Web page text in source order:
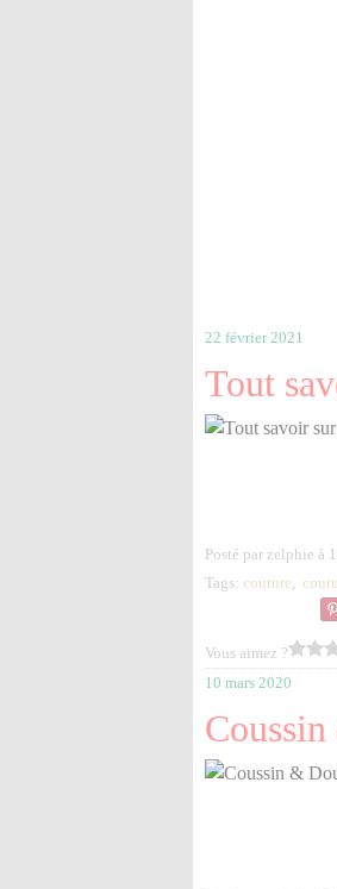
22 février 2021
Tout
Posté par zelphie à
Tags: couture,
Vous aimez ?
10 mars 2020